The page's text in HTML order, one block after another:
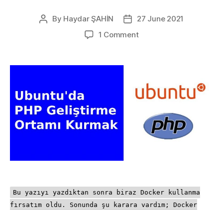
Post
By Haydar ŞAHİN
Post
date
27 June 2021
1 Commenton
Kurmak
2021
Bu yazıyı yazdıktan sonra biraz Docker kullanma
fırsatım oldu. Sonunda şu karara vardım; Docker